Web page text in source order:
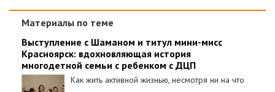
Материалы по теме
Выступление с Шаманом и титул мини-мисс
Красноярск: вдохновляющая история
многодетной семьи с ребенком с ДЦП
Как жить активной жизнью, несмотря ни на что